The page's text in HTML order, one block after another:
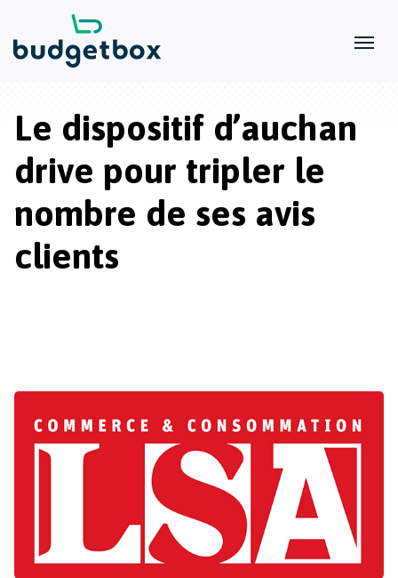
Le dispositif d’auchan
drive pour tripler le
nombre de ses avis
clients